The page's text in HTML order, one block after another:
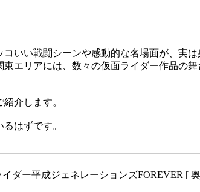
いい戦闘シーンや感動的な名場面が、実
エリアには、数々の仮面ライダー作品の
介します。
はずです。
ダー平成ジェネレーションズFOREVER [